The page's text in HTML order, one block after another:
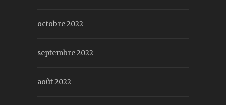
octobre 2022
septembre 2022
août 2022